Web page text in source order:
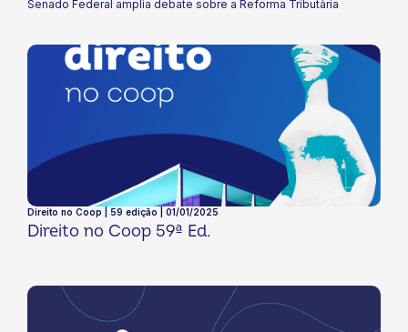
Senado Federal amplia debate sobre a Reforma Tributária
Direito no Coop | 59 edição | 01/01/2025
Direito no Coop 59ª Ed.